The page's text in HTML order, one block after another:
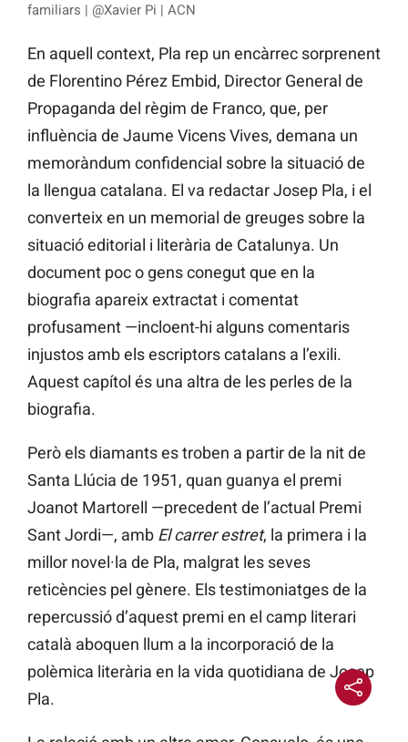
familiars | @Xavier Pi | ACN
En aquell context, Pla rep un encàrrec sorprenent
de Florentino Pérez Embid, Director General de
Propaganda del règim de Franco, que, per
influència de Jaume Vicens Vives, demana un
memoràndum confidencial sobre la situació de
la llengua catalana. El va redactar Josep Pla, i el
converteix en un memorial de greuges sobre la
situació editorial i literària de Catalunya. Un
document poc o gens conegut que en la
biografia apareix extractat i comentat
profusament —incloent-hi alguns comentaris
injustos amb els escriptors catalans a l’exili.
Aquest capítol és una altra de les perles de la
biografia.
Però els diamants es troben a partir de la nit de
Santa Llúcia de 1951, quan guanya el premi
Joanot Martorell —precedent de l’actual Premi
Sant Jordi—, amb El carrer estret, la primera i la
millor novel·la de Pla, malgrat les seves
reticències pel gènere. Els testimoniatges de la
repercussió d’aquest premi en el camp literari
català aboquen llum a la incorporació de la
polèmica literària en la vida quotidiana de Josep
Pla.